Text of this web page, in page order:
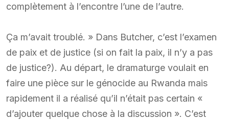
complètement à l’encontre l’une de l’autre.
Ça m’avait troublé. » Dans Butcher, c’est l’examen
de paix et de justice (si on fait la paix, il n’y a pas
de justice?). Au départ, le dramaturge voulait en
faire une pièce sur le génocide au Rwanda mais
rapidement il a réalisé qu’il n’était pas certain «
d’ajouter quelque chose à la discussion ». C’est